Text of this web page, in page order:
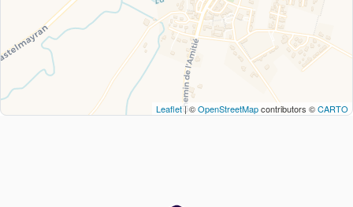
Leaflet| ©OpenStreetMapcontributors ©CARTO